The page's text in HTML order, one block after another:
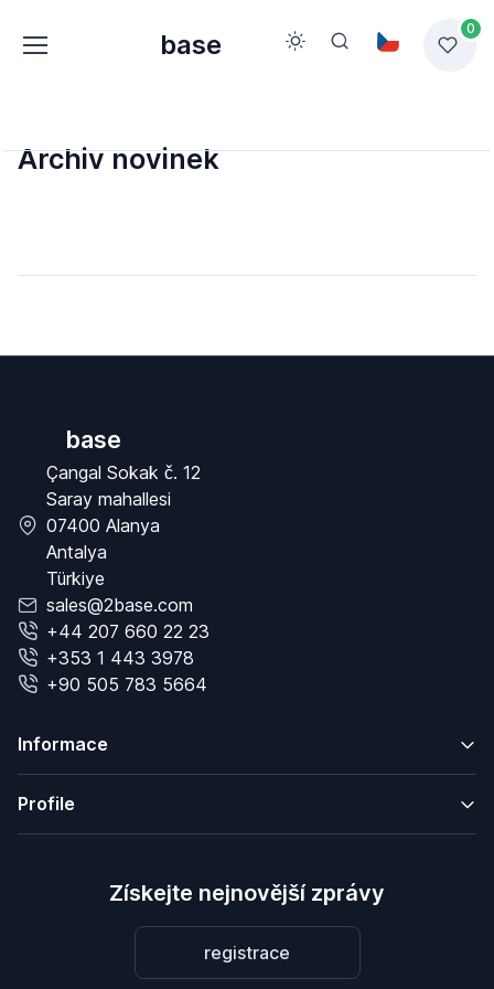
base
0
Archiv novinek
base
Çangal Sokak č. 12
Saray mahallesi
07400 Alanya
Antalya
Türkiye
sales@2base.com
+44 207 660 22 23
+353 1 443 3978
+90 505 783 5664
Informace
Profile
Získejte nejnovější zprávy
registrace